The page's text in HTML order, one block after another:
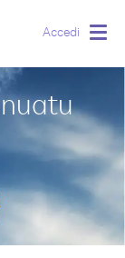
Accedi